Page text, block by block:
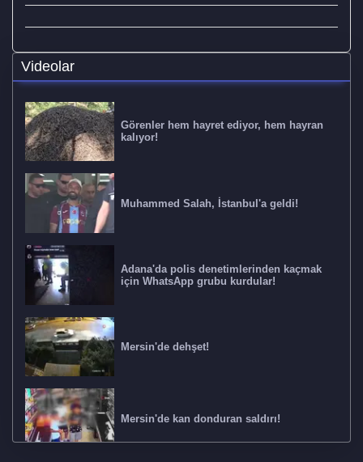
Videolar
Görenler hem hayret ediyor, hem hayran
kalıyor!
Muhammed Salah, İstanbul'a geldi!
Adana'da polis denetimlerinden kaçmak
için WhatsApp grubu kurdular!
Mersin'de dehşet!
Mersin'de kan donduran saldırı!